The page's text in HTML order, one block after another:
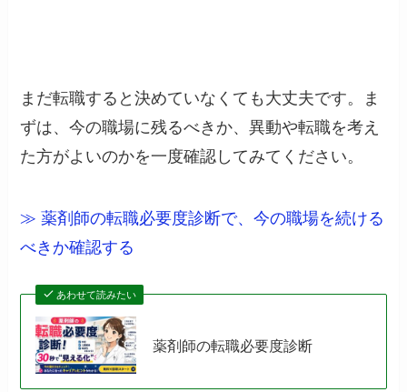
まだ転職すると決めていなくても大丈夫です。ま
ずは、今の職場に残るべきか、異動や転職を考え
た方がよいのかを一度確認してみてください。
≫ 薬剤師の転職必要度診断で、今の職場を続ける
べきか確認する
あわせて読みたい
薬剤師の転職必要度診断